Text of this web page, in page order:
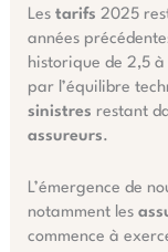
Les tarifs 2025
années
historique de 2,5
par l’équilibre
sinistres restant
assureurs.
L’émergence de
notamment les
commence à